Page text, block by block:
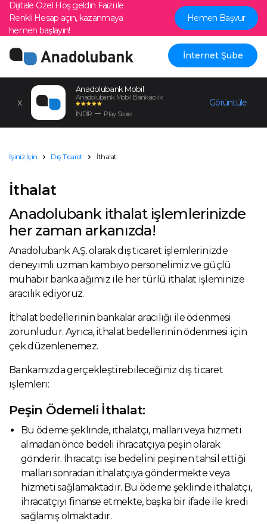
Dijitale Özel Hoş geldin Faizi ile
Renkli Hesap açın, kazanmaya
hemen başlayın!
Hemen Başvur
Anadolubank Mobil
Anadolubank Mobil Bankacılık
İNDİR
Play Store
Görüntüle
İnternet Şube
İşiniz İçin Dış Ticaret İthalat
İthalat
Anadolubank ithalat işlemlerinizde
her zaman arkanızda!
Anadolubank A.Ş. olarak dış ticaret işlemlerinizde
deneyimli uzman kambiyo personelimiz ve güçlü
muhabir banka ağımız ile her türlü ithalat işleminize
aracılık ediyoruz.
İthalat bedellerinin bankalar aracılığı ile ödenmesi
zorunludur. Ayrıca, ithalat bedellerinin ödenmesi için
çek düzenlenemez.
Bankamızda gerçekleştirebileceğiniz dış ticaret
işlemleri:
Peşin Ödemeli İthalat:
Bu ödeme şeklinde, ithalatçı, malları veya hizmeti
almadan önce bedeli ihracatçıya peşin olarak
gönderir. İhracatçı ise bedelini peşinen tahsil ettiği
malları sonradan ithalatçıya göndermekte veya
hizmeti sağlamaktadır. Bu ödeme şeklinde ithalatçı,
ihracatçıyı finanse etmekte, başka bir ifade ile kredi
sağlamış olmaktadır.